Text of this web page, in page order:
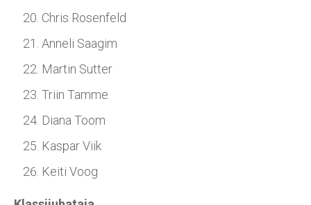
Chris Rosenfeld
Anneli Saagim
Martin Sutter
Triin Tamme
Diana Toom
Kaspar Viik
Keiti Voog